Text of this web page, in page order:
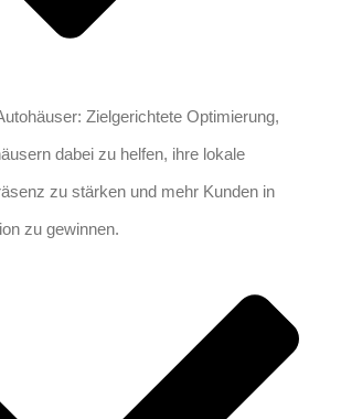
Zielgerichtete Optimierung,
dabei zu helfen, ihre lokale
zu stärken und mehr Kunden in
zu gewinnen.